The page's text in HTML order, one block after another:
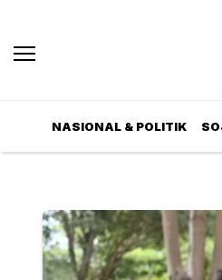
NASIONAL & POLITIK